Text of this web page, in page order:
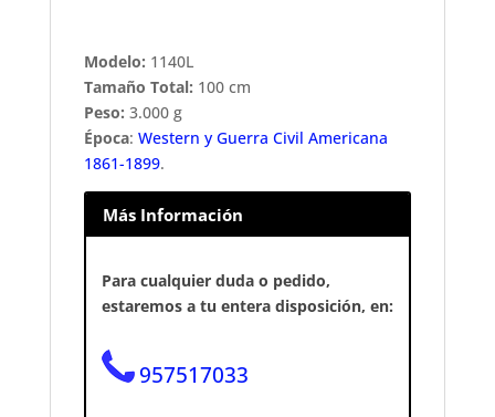
Modelo: 1140L
Tamaño Total: 100 cm
Peso: 3.000 g
Época: Western y Guerra Civil Americana
1861-1899.
Más Información
Para cualquier duda o pedido,
estaremos a tu entera disposición, en:
957517033